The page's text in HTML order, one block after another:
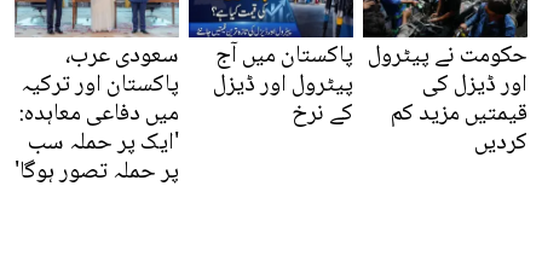
حکومت نے پیٹرول
اور ڈیزل کی
قیمتیں مزید کم
کردیں
پاکستان میں آج
پیٹرول اور ڈیزل
کے نرخ
سعودی عرب،
پاکستان اور ترکیہ
میں دفاعی معاہدہ:
'ایک پر حملہ سب
پر حملہ تصور ہوگا'